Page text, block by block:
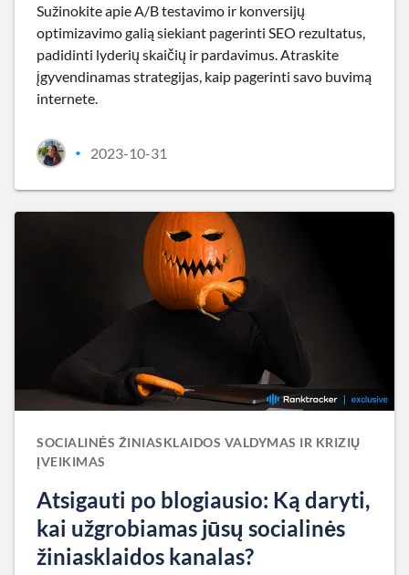
Sužinokite apie A/B testavimo ir konversijų
optimizavimo galią siekiant pagerinti SEO rezultatus,
padidinti lyderių skaičių ir pardavimus. Atraskite
įgyvendinamas strategijas, kaip pagerinti savo buvimą
internete.
• 2023-10-31
SOCIALINĖS ŽINIASKLAIDOS VALDYMAS IR KRIZIŲ
ĮVEIKIMAS
Atsigauti po blogiausio: Ką daryti,
kai užgrobiamas jūsų socialinės
žiniasklaidos kanalas?